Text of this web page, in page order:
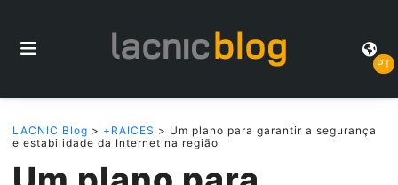
PT
LACNIC Blog > +RAICES > Um plano para garantir a segurança
e estabilidade da Internet na região